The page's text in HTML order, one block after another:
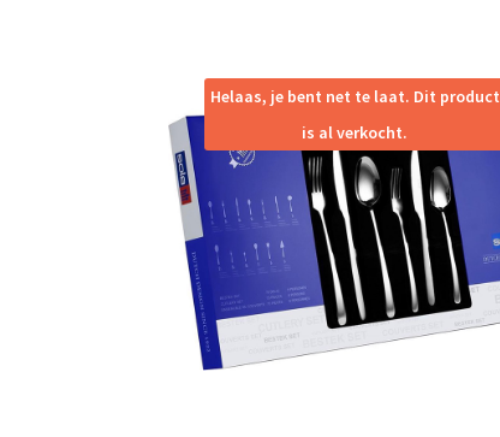
Helaas, je bent net te laat. Dit product
is al verkocht.